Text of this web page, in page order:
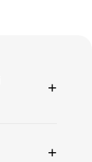
+
+